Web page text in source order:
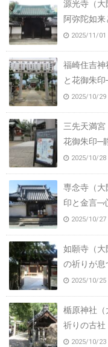
源光寺（
阿弥陀如
2025/11/01
福崎住吉神
と花御朱
2025/10/29
三先天満
花御朱印─
2025/10/28
専念寺（大
印と金言─
2025/10/27
如願寺（大
の祈りが息
2025/10/25
楯原神社（
祈りの古社
2025/10/23